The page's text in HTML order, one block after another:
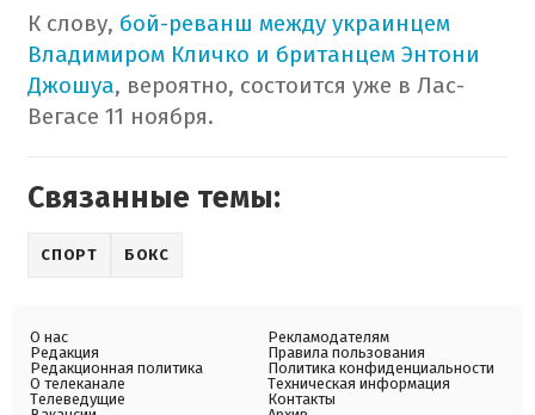
К слову, бой-реванш между украинцем
Владимиром Кличко и британцем Энтони
Джошуа, вероятно, состоится уже в Лас-
Вегасе 11 ноября.
Связанные темы:
СПОРТ БОКС
О нас
Редакция
Редакционная политика
О телеканале
Телеведущие
Рекламодателям
Правила пользования
Политика конфиденциальности
Техническая информация
Контакты